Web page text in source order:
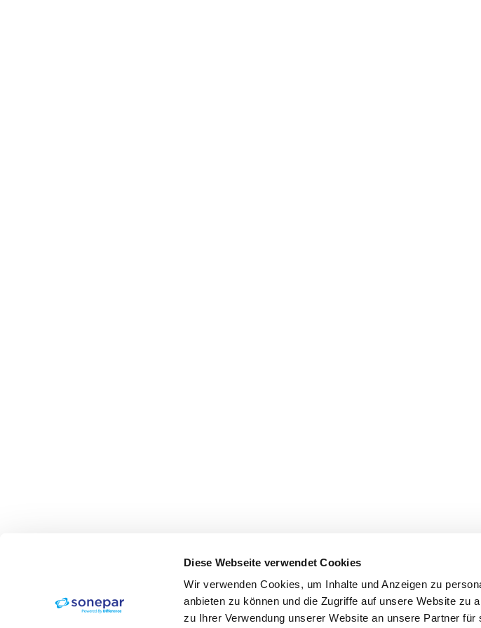
Diese Webseite verwendet Cookies
Wir verwenden Cookies, um Inhalte und Anzeigen zu
anbieten zu können und die Zugriffe auf unsere Website zu
zu Ihrer Verwendung unserer Website an unsere Partner